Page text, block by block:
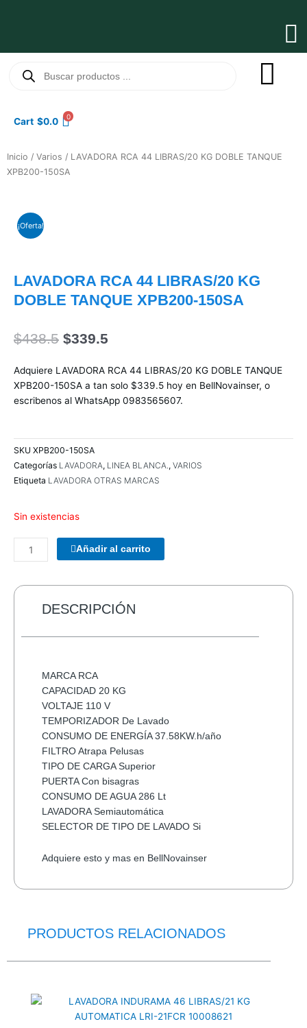
productos
Cart $0.0 0
Inicio / Varios / LAVADORA RCA 44 LIBRAS/20 KG DOBLE TANQUE
XPB200-150SA
¡Oferta!
LAVADORA RCA 44 LIBRAS/20 KG
DOBLE TANQUE XPB200-150SA
$438.5 El
original
era:
$438.5.
$339.5
actual
es:
$339.5.
Adquiere LAVADORA RCA 44 LIBRAS/20 KG DOBLE TANQUE
XPB200-150SA a tan solo $339.5 hoy en BellNovainser, o
escribenos al WhatsApp 0983565607.
SKU XPB200-150SA
Categorías LAVADORA, LINEA BLANCA., VARIOS
Etiqueta LAVADORA OTRAS MARCAS
Sin existencias
PARLANTES
WOOU
PULSE
25-
VARIOS
COLORES
cantidad
Añadir al carrito
DESCRIPCIÓN
MARCA RCA
CAPACIDAD 20 KG
VOLTAJE 110 V
TEMPORIZADOR De Lavado
CONSUMO DE ENERGÍA 37.58KW.h/año
FILTRO Atrapa Pelusas
TIPO DE CARGA Superior
PUERTA Con bisagras
CONSUMO DE AGUA 286 Lt
LAVADORA Semiautomática
SELECTOR DE TIPO DE LAVADO Si
Adquiere esto y mas en BellNovainser
PRODUCTOS RELACIONADOS
original
era:
$1,214.5.
actual
es:
$940.0.